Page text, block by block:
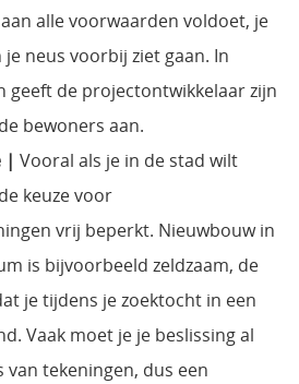
alle voorwaarden voldoet, je
neus voorbij ziet gaan. In
geeft de projectontwikkelaar zijn
bewoners aan.
| Vooral als je in de stad wilt
keuze voor
vrij beperkt. Nieuwbouw in
is bijvoorbeeld zeldzaam, de
je tijdens je zoektocht in een
Vaak moet je je beslissing al
van tekeningen, dus een